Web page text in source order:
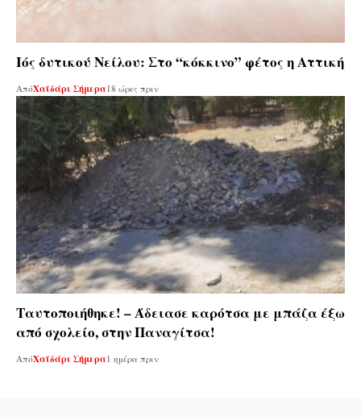
Ιός δυτικού Νείλου: Στο “κόκκινο” φέτος η Αττική
ΑπόΧαϊδάρι Σήμερα18 ώρες πριν
Ταυτοποιήθηκε! – Άδειασε καρότσα με μπάζα έξω
από σχολείο, στην Παναγίτσα!
ΑπόΧαϊδάρι Σήμερα1 ημέρα πριν